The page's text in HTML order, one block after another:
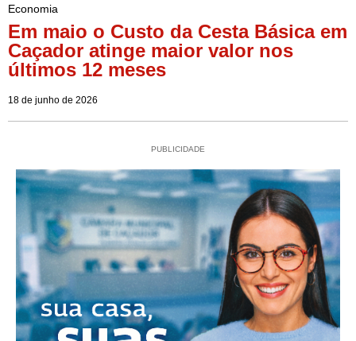
Economia
Em maio o Custo da Cesta Básica em
Caçador atinge maior valor nos
últimos 12 meses
18 de junho de 2026
PUBLICIDADE